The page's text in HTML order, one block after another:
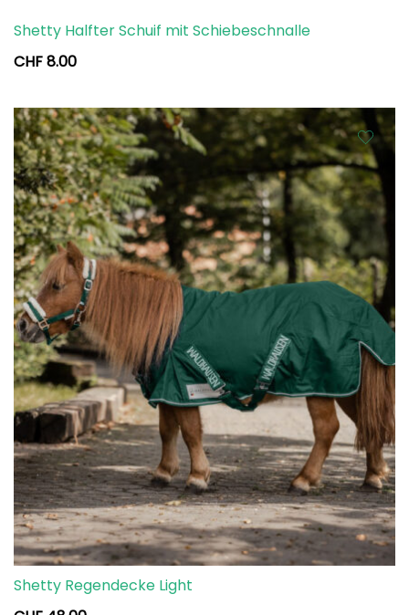
Shetty Halfter Schuif mit Schiebeschnalle
CHF8.00
Shetty Regendecke Light